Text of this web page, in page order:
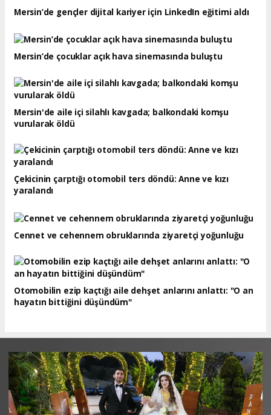
Mersin’de gençler dijital kariyer için LinkedIn eğitimi aldı
Mersin’de çocuklar açık hava sinemasında buluştu
Mersin'de aile içi silahlı kavgada; balkondaki komşu
vurularak öldü
Çekicinin çarptığı otomobil ters döndü: Anne ve kızı
yaralandı
Cennet ve cehennem obruklarında ziyaretçi yoğunluğu
Otomobilin ezip kaçtığı aile dehşet anlarını anlattı: "O an
hayatın bittiğini düşündüm"